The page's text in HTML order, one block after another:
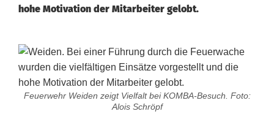
hohe Motivation der Mitarbeiter gelobt.
Feuerwehr Weiden zeigt Vielfalt bei KOMBA-Besuch. Foto:
Alois Schröpf